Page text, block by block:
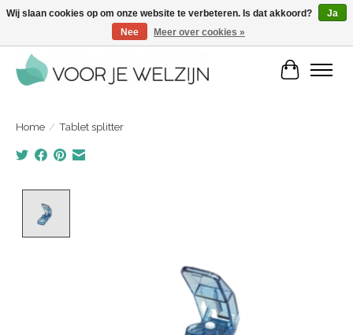
Voordelige zelfverzorgingsproducten | Vandaag besteld, morgen in huis
Home / Tablet splitter
Wij slaan cookies op om onze website te verbeteren. Is dat akkoord?
Ja
Nee
Meer over cookies »